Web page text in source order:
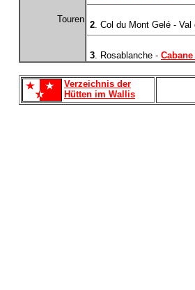
Touren
2. Col du Mont Gelé - Val
3. Rosablanche -
Verzeichnis der
Hütten im Wallis